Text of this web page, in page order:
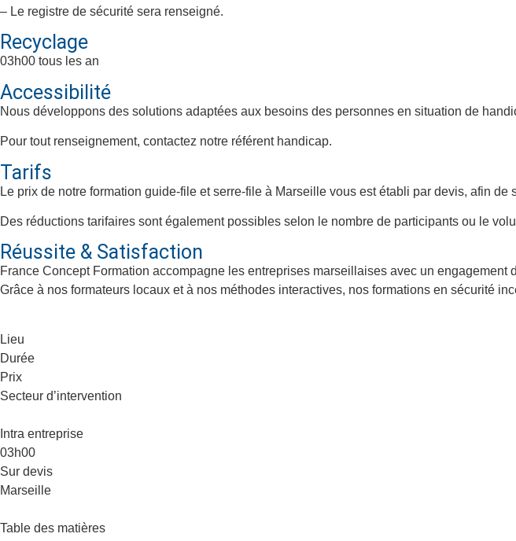
– Le registre de sécurité sera renseigné.
Recyclage
03h00 tous les an
Accessibilité
Nous développons des solutions adaptées aux besoins des personnes en situation de
Pour tout renseignement, contactez notre référent handicap.
Tarifs
Le prix de notre formation guide-file et serre-file à Marseille vous est établi par devis, afin de
Des réductions tarifaires sont également possibles selon le nombre de participants ou le
Réussite & Satisfaction
France Concept Formation accompagne les entreprises marseillaises avec un engagement
Grâce à nos formateurs locaux et à nos méthodes interactives, nos formations en sécurité
Lieu
Durée
Prix
Secteur d’intervention
Intra entreprise
03h00
Sur devis
Marseille
Table des matières